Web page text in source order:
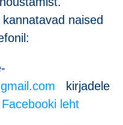
naised
kirjadele
Facebooki leht